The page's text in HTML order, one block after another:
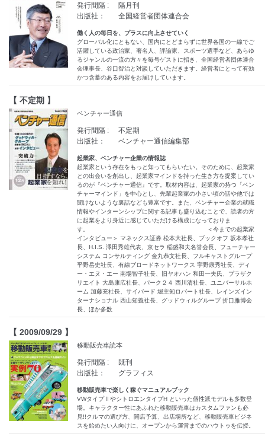
発行間隔 :
隔月刊
出版社：
全国経営者団体連合会
働く人の毎日を、プラスに向上させていく
グローバル化にともない、国内にとどまらずに世界各国の一線でご
活躍している政治家、著名人、評論家、スポーツ選手など、あらゆ
るジャンルの一流の方々を毎号ゲストに招き、全国経営者団体連合
会理事長、谷口智治と対談していただきます。経営者にとって有効
かつ含蓄のある内容をお届けしています。
【 不定期 】
ベンチャー通信
発行間隔 :
不定期
出版社：
ベンチャー通信編集部
起業家、ベンチャー企業の情報誌
起業家という存在をもっと知ってもらいたい。そのために、起業家
との出会いを創出し、起業家マインドを持った生き方を提案してい
るのが『ベンチャー通信』です。取材内容は、起業家の持つ「ベン
チャーマインド」を中心とし、先輩起業家の小さい頃の話や他では
聞けないような裏話なども豊富です。また、ベンチャー企業の就職
情報やインターンシップに関する記事も盛り込むことで、読者の方
に起業をより身近に感じていただける構成になっておりま
す。 ＜今までの起業家
インタビュー＞ マネックス証券 松本大社長、ブックオフ 坂本孝社
長、H.I.S. 澤田秀雄代表、京セラ 稲盛和夫名誉会長、フューチャー
システム コンサルティング 金丸恭文社長、フルキャストグループ
平野岳史社長、有線ブロードネットワークス 宇野康秀社長、ディ
ー・エヌ・エー 南場智子社長、旧ヤオハン 和田一夫氏、プラザク
リエイト 大島康広社長、パーク２４ 西川清社長、ユニバーサルホ
ーム 加藤充社長、サイバード 堀主知ロバート社長、レインズイン
ターナショナル 西山知義社長、グッドウィルグループ 折口雅博会
長、ほか多数
【 2009/09/29 】
移動販売車読本
発行間隔 :
既刊
出版社：
グラフィス
移動販売車で楽しく稼ぐマニュアルブック
VWタイプⅡやシトロエンタイプH といった個性派モデルも多数登
場。キャラクター性にあふれた移動販売車はカスタムファンも必
見!!クルマの選び方、開店予算、出店場所など、移動販売車ビジネ
スを始めたい人向けに、オープンから運営までのハウトゥを伝授。